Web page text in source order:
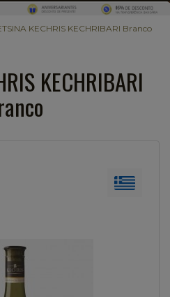
KECHRIS KECHRIBARI Branco
KECHRIBARI